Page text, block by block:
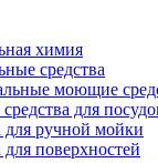
химия
средства
моющие
для
для ручной мойки
для поверхностей